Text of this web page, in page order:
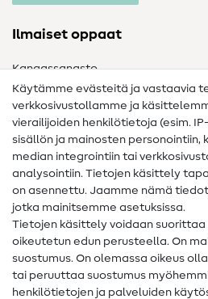
Ilmaiset oppaat
Kangassanasto
Ompelusanasto
Ompeluohjeet
Apua ja yhteystiedot
Yhteystiedot
Tietoa omistajanvaihdoksesta
FAQ
Peruutusoikeus
Käytämme evästeitä ja vastaavia
verkkosivustollamme ja
vierailijoiden henkilötietoja (esim.
sisällön ja mainosten personointiin,
median integrointiin tai
analysointiin. Tietojen käsittely
on asennettu. Jaamme nämä
jotka mainitsemme asetuksissa.
Tietojen käsittely voidaan
oikeutetun edun perusteella. On
suostumus. On olemassa oikeus
tai peruuttaa suostumus
henkilötietojen ja palveluiden